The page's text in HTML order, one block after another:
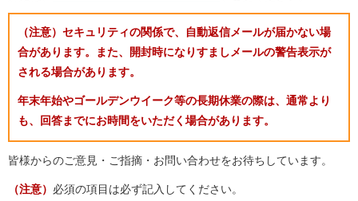
（注意）セキュリティの関係で、自動返信メールが届かない場
合があります。また、開封時になりすましメールの警告表示が
される場合があります。
年末年始やゴールデンウイーク等の長期休業の際は、通常より
も、回答までにお時間をいただく場合があります。
皆様からのご意見・ご指摘・お問い合わせをお待ちしています。
（注意） 必須の項目は必ず記入してください。